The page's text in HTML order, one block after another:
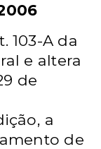
103-A da
e altera
de
a
de